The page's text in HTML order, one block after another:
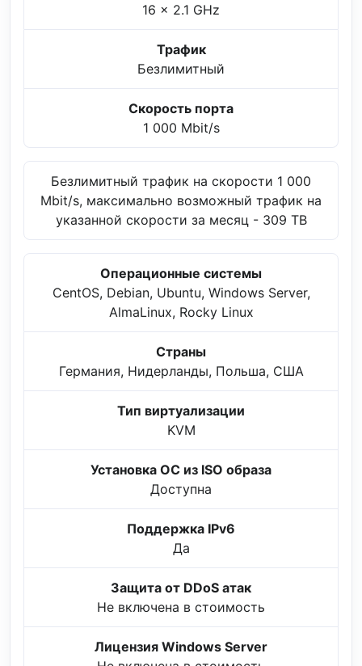
16 x 2.1 GHz
Трафик
Безлимитный
Скорость порта
1 000 Mbit/s
Безлимитный трафик на скорости 1 000
Mbit/s, максимально возможный трафик на
указанной скорости за месяц - 309 TB
Операционные системы
CentOS, Debian, Ubuntu, Windows Server,
AlmaLinux, Rocky Linux
Страны
Германия, Нидерланды, Польша, США
Тип виртуализации
KVM
Установка ОС из ISO образа
Доступна
Поддержка IPv6
Да
Защита от DDoS атак
Не включена в стоимость
Лицензия Windows Server